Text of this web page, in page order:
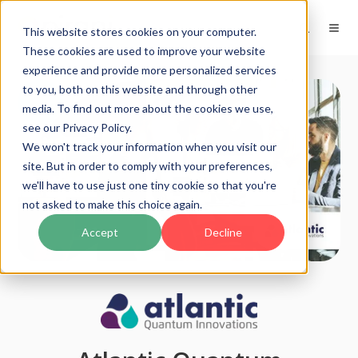
This website stores cookies on your computer.
These cookies are used to improve your website
experience and provide more personalized services
to you, both on this website and through other
media. To find out more about the cookies we use,
see our Privacy Policy.
We won't track your information when you visit our
site. But in order to comply with your preferences,
we'll have to use just one tiny cookie so that you're
not asked to make this choice again.
Accept Decline